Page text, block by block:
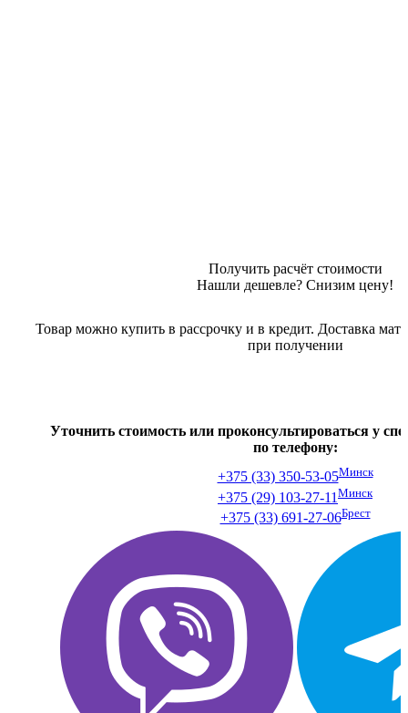
Получить расчёт стоимости
Нашли дешевле? Снизим цену!
Товар можно купить в рассрочку и в кредит. Доставка
при получении
Уточнить стоимость или проконсультироваться у
по телефону:
+375 (33) 350-53-05Минск
+375 (29) 103-27-11 Минск
+375 (33) 691-27-06Брест